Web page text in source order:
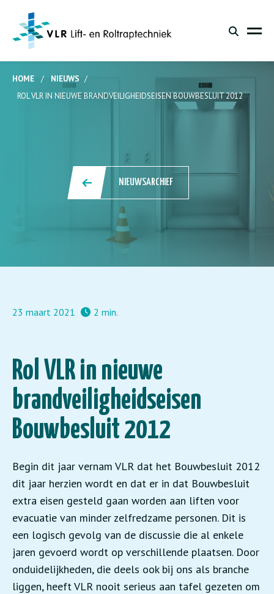
HOME / NIEUWS /
ROL VLR IN NIEUWE BRANDVEILIGHEIDSEISEN BOUWBESLUIT 2012
NIEUWSARCHIEF
23 maart 2021 2 min.
Rol VLR in nieuwe
brandveiligheidseisen
Bouwbesluit 2012
Begin dit jaar vernam VLR dat het Bouwbesluit 2012
dit jaar herzien wordt en dat er in dat Bouwbesluit
extra eisen gesteld gaan worden aan liften voor
evacuatie van minder zelfredzame personen. Dit is
een logisch gevolg van de discussie die al enkele
jaren gevoerd wordt op verschillende plaatsen. Door
onduidelijkheden, die deels ook bij ons als branche
liggen, heeft VLR nooit serieus aan tafel gezeten om